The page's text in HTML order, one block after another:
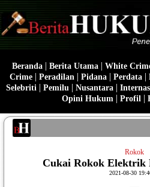
Beranda| Berita Utama| White
Crime | Peradilan | Pidana | Perdata |
Selebriti | Pemilu | Nusantara |
Opini Hukum | Profil |
Rokok
Cukai Rokok Elektrik
2021-08-30